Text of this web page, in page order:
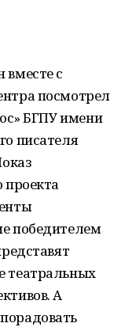
с
посмотрел
БГПУ имени
писателя
проекта
победителем
театральных
А